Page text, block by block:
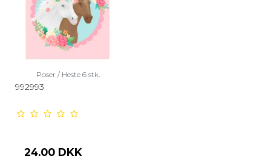
Poser / Heste 6 stk.
992993
24,00 DKK